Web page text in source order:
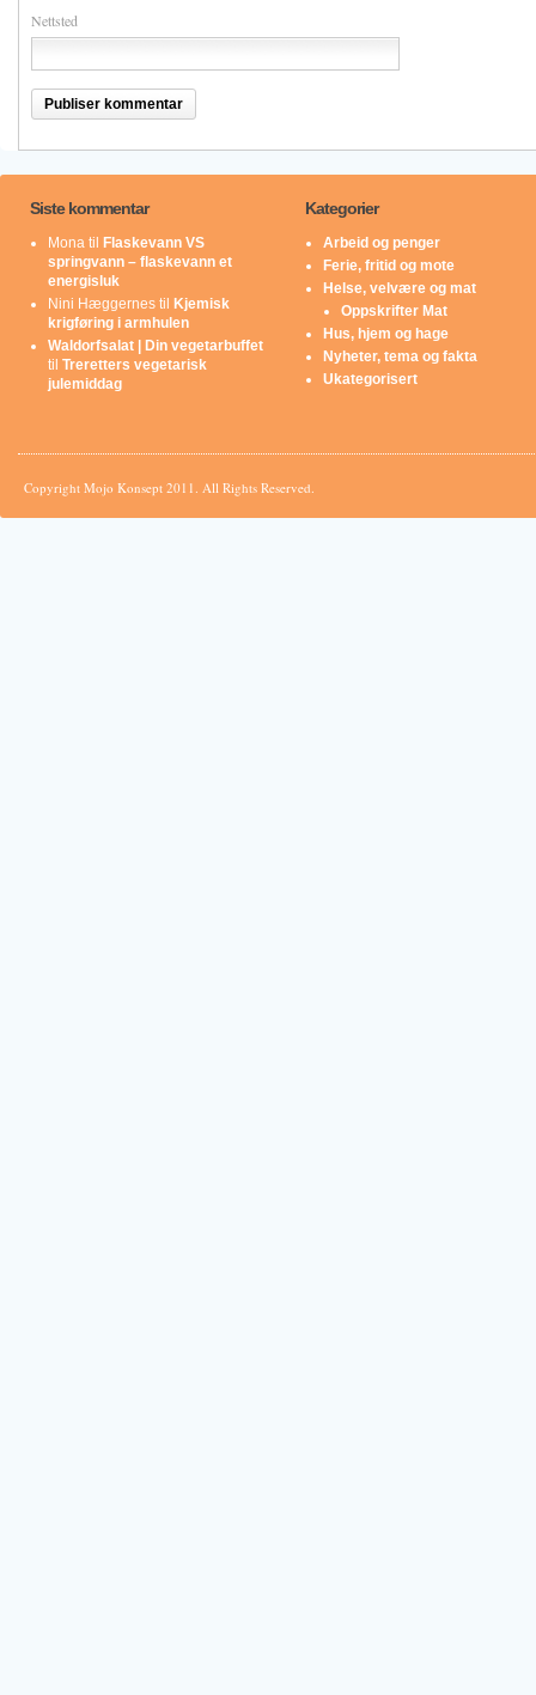
Nettsted
Siste kommentar
Mona til
Flaskevann VS
springvann – flaskevann et
energisluk
Nini Hæggernes til
Kjemisk
krigføring i armhulen
Waldorfsalat | Din vegetarbuffet
til Treretters vegetarisk
julemiddag
Kategorier
Arbeid og penger
Ferie, fritid og mote
Helse, velvære og mat
Oppskrifter Mat
Hus, hjem og hage
Nyheter, tema og fakta
Ukategorisert
Copyright Mojo Konsept 2011. All Rights Reserved.